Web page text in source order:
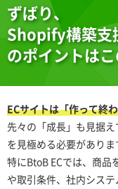
ずばり、
Shopify構築支
のポイントは
ECサイトは「作って終
先々の「成長」も見据
を見極める必要がありま
特にBtoB ECでは、商品
や取引条件、社内システ